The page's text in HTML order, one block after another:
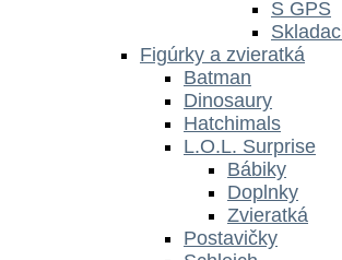
S GPS
Figúrky a zvieratká
Batman
Dinosaury
Hatchimals
L.O.L. Surprise
Bábiky
Doplnky
Zvieratká
Postavičky